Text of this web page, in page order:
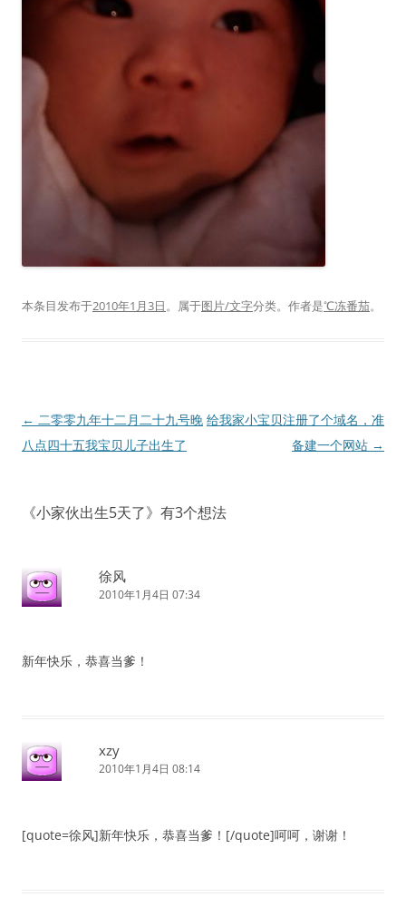
本条目发布于2010年1月3日。属于图片/文字分类。 作者是℃冻番茄。
文
章
← 二零零九年十二月二十九号晚
八点四十五我宝贝儿子出生了
给我家小宝贝注册了个域名，准
备建一个网站 →
《小家伙出生5天了》有3个想法
徐风
2010年1月4日 07:34
新年快乐，恭喜当爹！
xzy
2010年1月4日 08:14
[quote=徐风]新年快乐，恭喜当爹！[/quote]呵呵，谢谢！